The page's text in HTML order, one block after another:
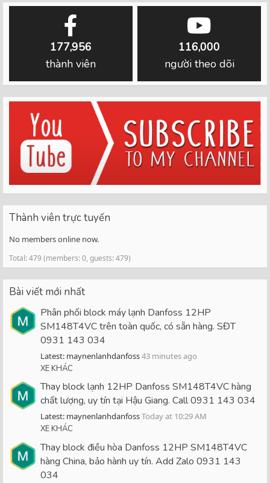
177,956
thành viên
116,000
người theo dõi
Thành viên trực tuyến
No members online now.
Total: 479 (members: 0, guests: 479)
Bài viết mới nhất
Phân phối block máy lạnh Danfoss 12HP
SM148T4VC trên toàn quốc, có sẵn hàng. SĐT
0931 143 034
Latest: maynenlanhdanfoss43 minutes ago
XE KHÁC
Thay block lạnh 12HP Danfoss SM148T4VC hàng
chất lượng, uy tín tại Hậu Giang. Call 0931 143 034
Latest: maynenlanhdanfossToday at 10:29 AM
XE KHÁC
Thay block điều hòa Danfoss 12HP SM148T4VC
hàng China, bảo hành uy tín. Add Zalo 0931 143
034